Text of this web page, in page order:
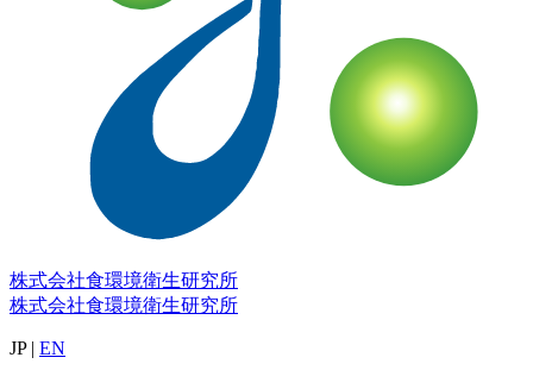
株式会社食環境衛生研究所
株式会社食環境衛生研究所
JP| EN